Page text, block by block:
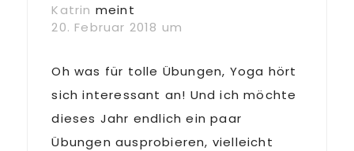
Katrin meint
20. Februar 2018 um
Oh was für tolle Übungen, Yoga hört
sich interessant an! Und ich möchte
dieses Jahr endlich ein paar
Übungen ausprobieren, vielleicht